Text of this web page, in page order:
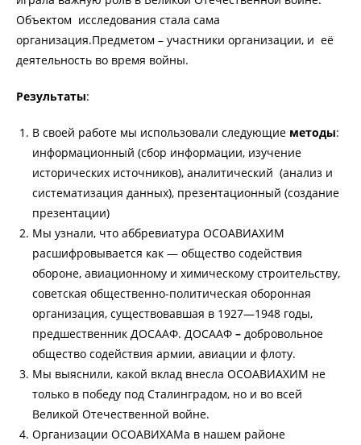
Объектом исследования стала сама
организация.Предметом – участники организации, и её
деятельность во время войны.
Результаты:
В своей работе мы использовали следующие методы:
информационный (сбор информации, изучение
исторических источников), аналитический (анализ и
систематизация данных), презентационный (создание
презентации)
Мы узнали, что аббревиатура ОСОАВИАХИМ
расшифровывается как — общество содействия
обороне, авиационному и химическому строительству,
советская общественно-политическая оборонная
организация, существовавшая в 1927—1948 годы,
предшественник ДОСААФ. ДОСААФ – добровольное
общество содействия армии, авиации и флоту.
Мы выяснили, какой вклад внесла ОСОАВИАХИМ не
только в победу под Сталинградом, но и во всей
Великой Отечественной войне.
Организации ОСОАВИХАМа в нашем районе